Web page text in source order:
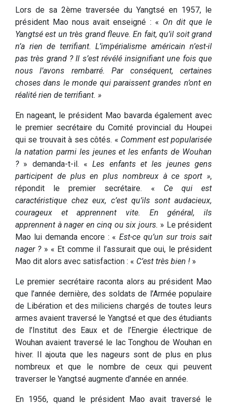
Lors de sa 2ème traversée du Yangtsé en 1957, le
président Mao nous avait enseigné : « On dit que le
Yangtsé est un très grand fleuve. En fait, qu’il soit grand
n’a rien de terrifiant. L’impérialisme américain n’est-il
pas très grand ? Il s’est révélé insignifiant une fois que
nous l’avons rembarré. Par conséquent, certaines
choses dans le monde qui paraissent grandes n’ont en
réalité rien de terrifiant. »
En nageant, le président Mao bavarda également avec
le premier secrétaire du Comité provincial du Houpei
qui se trouvait à ses côtés. « Comment est popularisée
la natation parmi les jeunes et les enfants de Wouhan
?» demanda-t-il. «Les enfants et les jeunes gens
participent de plus en plus nombreux à ce sport »,
répondit le premier secrétaire. « Ce qui est
caractéristique chez eux, c’est qu’ils sont audacieux,
courageux et apprennent vite. En général, ils
apprennent à nager en cinq ou six jours. » Le président
Mao lui demanda encore : «Est-ce qu’un sur trois sait
nager ?» « Et comme il l’assurait que oui, le président
Mao dit alors avec satisfaction : « C’est très bien ! »
Le premier secrétaire raconta alors au président Mao
que l’année dernière, des soldats de l’Armée populaire
de Libération et des miliciens chargés de toutes leurs
armes avaient traversé le Yangtsé et que des étudiants
de l’Institut des Eaux et de l’Energie électrique de
Wouhan avaient traversé le lac Tonghou de Wouhan en
hiver. Il ajouta que les nageurs sont de plus en plus
nombreux et que le nombre de ceux qui peuvent
traverser le Yangtsé augmente d’année en année.
En 1956, quand le président Mao avait traversé le